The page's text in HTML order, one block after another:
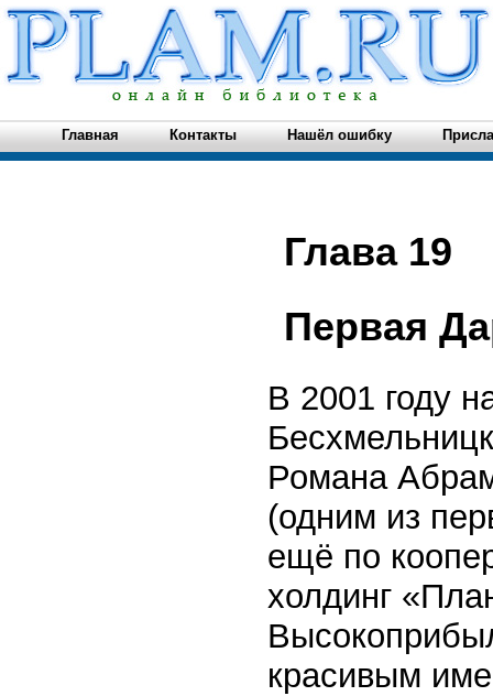
Главная Контакты Нашёл ошибку
Глава 19
Первая
В 2001 году
Романа
(одним из
ещё по
холдинг
красивым